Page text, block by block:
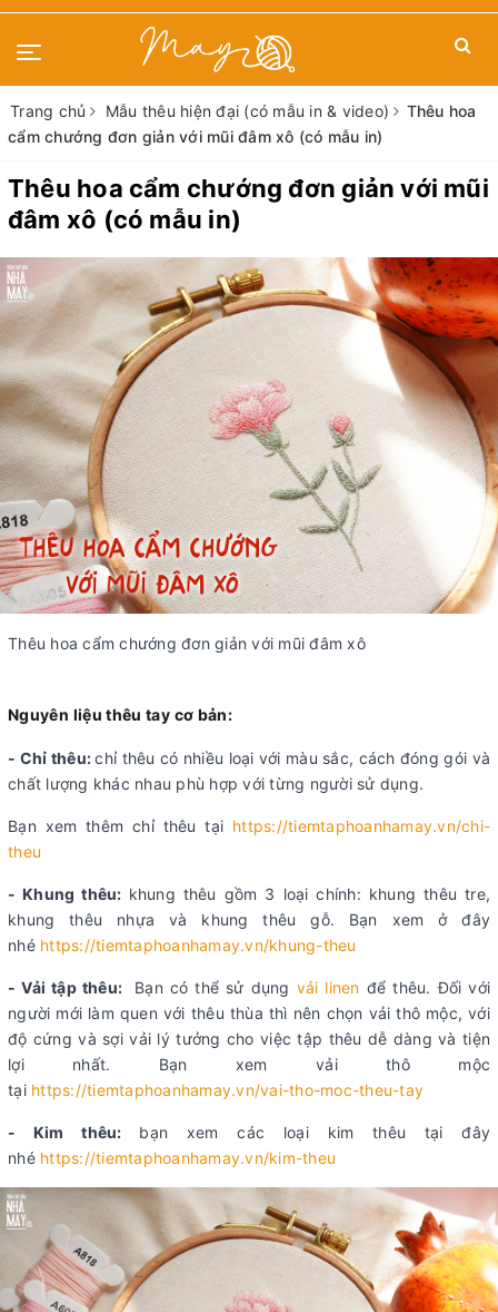
Trang chủ Mẫu thêu hiện đại (có mẫu in & video)
Thêu hoa
cẩm chướng đơn giản với mũi đâm xô (có mẫu in)
Thêu hoa cẩm chướng đơn giản với mũi
đâm xô (có mẫu in)
Thêu hoa cẩm chướng đơn giản với mũi đâm xô
Nguyên liệu thêu tay cơ bản:
- Chỉ thêu:chỉ thêu có nhiều loại với màu sắc, cách đóng gói và
chất lượng khác nhau phù hợp với từng người sử dụng.
Bạn xem thêm chỉ thêu tại https://tiemtaphoanhamay.vn/chi-
theu
- Khung thêu: khung thêu gồm 3 loại chính: khung thêu tre,
khung thêu nhựa và khung thêu gỗ. Bạn xem ở đây
nhé https://tiemtaphoanhamay.vn/khung-theu
- Vải tập thêu: Bạn có thể sử dụng vải linen để thêu. Đối với
người mới làm quen với thêu thùa thì nên chọn vải thô mộc, với
độ cứng và sợi vải lý tưởng cho việc tập thêu dễ dàng và tiện
lợi nhất. Bạn xem vải thô mộc
tại https://tiemtaphoanhamay.vn/vai-tho-moc-theu-tay
- Kim thêu: bạn xem các loại kim thêu tại đây
nhé https://tiemtaphoanhamay.vn/kim-theu